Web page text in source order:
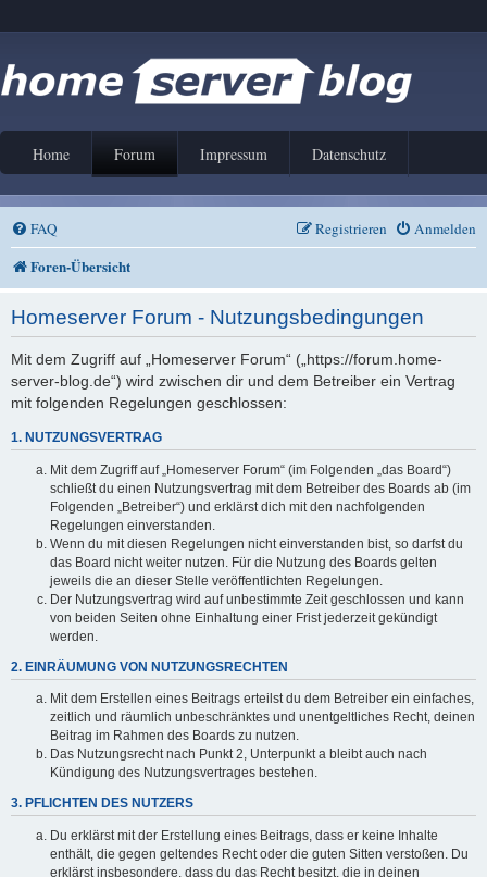
Home Forum Impressum Datenschutz
FAQ Anmelden
Registrieren
Foren-Übersicht
Homeserver Forum - Nutzungsbedingungen
Mit dem Zugriff auf „Homeserver Forum“ („https://forum.home-
server-blog.de“) wird zwischen dir und dem Betreiber ein Vertrag
mit folgenden Regelungen geschlossen:
1. NUTZUNGSVERTRAG
Mit dem Zugriff auf „Homeserver Forum“ (im Folgenden „das Board“)
schließt du einen Nutzungsvertrag mit dem Betreiber des Boards ab (im
Folgenden „Betreiber“) und erklärst dich mit den nachfolgenden
Regelungen einverstanden.
Wenn du mit diesen Regelungen nicht einverstanden bist, so darfst du
das Board nicht weiter nutzen. Für die Nutzung des Boards gelten
jeweils die an dieser Stelle veröffentlichten Regelungen.
Der Nutzungsvertrag wird auf unbestimmte Zeit geschlossen und kann
von beiden Seiten ohne Einhaltung einer Frist jederzeit gekündigt
werden.
2. EINRÄUMUNG VON NUTZUNGSRECHTEN
Mit dem Erstellen eines Beitrags erteilst du dem Betreiber ein einfaches,
zeitlich und räumlich unbeschränktes und unentgeltliches Recht, deinen
Beitrag im Rahmen des Boards zu nutzen.
Das Nutzungsrecht nach Punkt 2, Unterpunkt a bleibt auch nach
Kündigung des Nutzungsvertrages bestehen.
3. PFLICHTEN DES NUTZERS
Du erklärst mit der Erstellung eines Beitrags, dass er keine Inhalte
enthält, die gegen geltendes Recht oder die guten Sitten verstoßen. Du
erklärst insbesondere, dass du das Recht besitzt, die in deinen